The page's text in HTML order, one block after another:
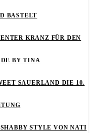
BASTELT
KRANZ FÜR DEN
BY TINA
SAUERLAND DIE 10. A
STYLE VON NATI